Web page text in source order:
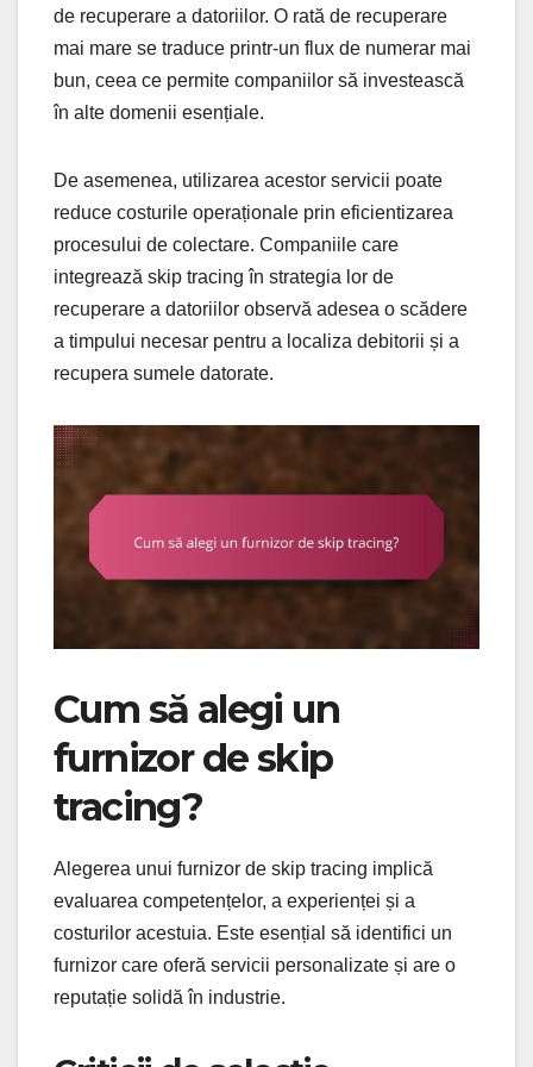
de recuperare a datoriilor. O rată de recuperare
mai mare se traduce printr-un flux de numerar mai
bun, ceea ce permite companiilor să investească
în alte domenii esențiale.
De asemenea, utilizarea acestor servicii poate
reduce costurile operaționale prin eficientizarea
procesului de colectare. Companiile care
integrează skip tracing în strategia lor de
recuperare a datoriilor observă adesea o scădere
a timpului necesar pentru a localiza debitorii și a
recupera sumele datorate.
Cum să alegi un
furnizor de skip
tracing?
Alegerea unui furnizor de skip tracing implică
evaluarea competențelor, a experienței și a
costurilor acestuia. Este esențial să identifici un
furnizor care oferă servicii personalizate și are o
reputație solidă în industrie.